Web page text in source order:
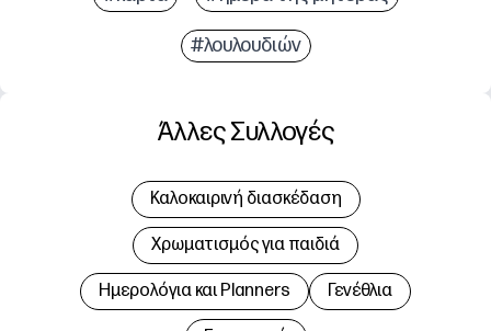
#λουλουδιών
Άλλες Συλλογές
Καλοκαιρινή διασκέδαση
Χρωματισμός για παιδιά
Hμερολόγια και Planners Γενέθλια